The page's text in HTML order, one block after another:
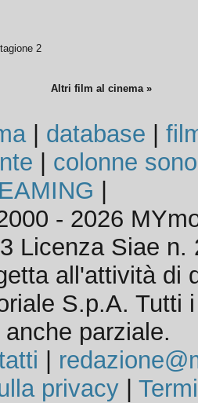
2
Altri film al cinema »
| database
colonne
- 2026
Licenza Siae n.
all'attività di
S.p.A. Tutti
parziale.
privacy|